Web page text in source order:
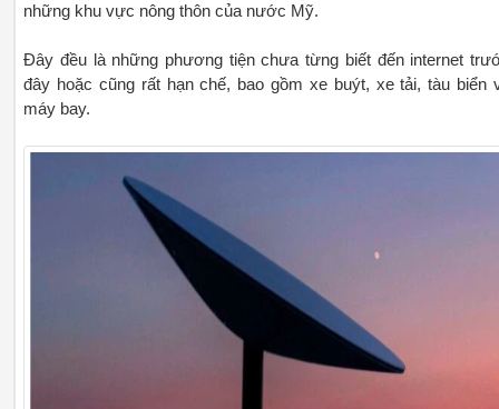
những khu vực nông thôn của nước Mỹ.
Đây đều là những phương tiện chưa từng biết đến internet
đây hoặc cũng rất hạn chế, bao gồm xe buýt, xe tải, tàu biển
máy bay.